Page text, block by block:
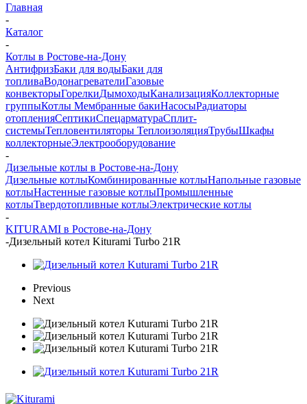
Главная
-
Каталог
-
Котлы в Ростове-на-Дону
АнтифризБаки для водыБаки для
топливаВодонагревателиГазовые
конвекторыГорелкиДымоходыКанализацияКоллекторные
группыКотлы Мембранные бакиНасосыРадиаторы
отопленияСептикиСпецарматураСплит-
системыТепловентиляторы ТеплоизоляцияТрубыШкафы
коллекторныеЭлектрооборудование
-
Дизельные котлы в Ростове-на-Дону
Дизельные котлыКомбинированные котлыНапольные газовые
котлыНастенные газовые котлыПромышленные
котлыТвердотопливные котлыЭлектрические котлы
-
KITURAMI в Ростове-на-Дону
-Дизельный котел Kiturami Turbo 21R
Previous
Next